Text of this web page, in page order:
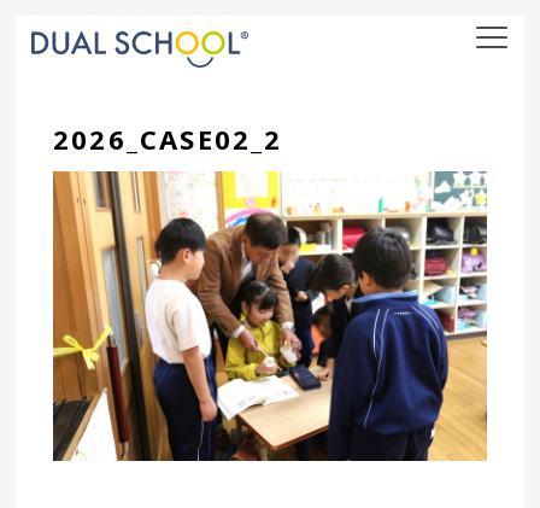
nav
2026_CASE02_2